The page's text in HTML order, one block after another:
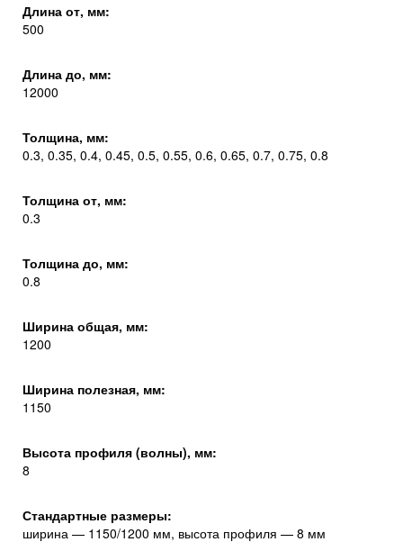
Длина от, мм:
500
Длина до, мм:
12000
Толщина, мм:
0.3, 0.35, 0.4, 0.45, 0.5, 0.55, 0.6, 0.65, 0.7, 0.75, 0.8
Толщина от, мм:
0.3
Толщина до, мм:
0.8
Ширина общая, мм:
1200
Ширина полезная, мм:
1150
Высота профиля (волны), мм:
8
Стандартные размеры:
ширина — 1150/1200 мм, высота профиля — 8 мм